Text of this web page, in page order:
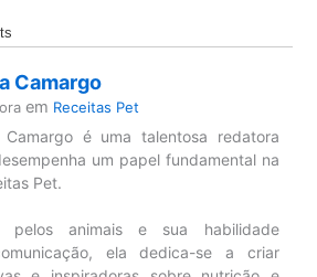
Camargo
em Receitas Pet
Camargo é uma talentosa redatora
um papel fundamental na
Pet.
pelos animais e sua habilidade
ela dedica-se a criar